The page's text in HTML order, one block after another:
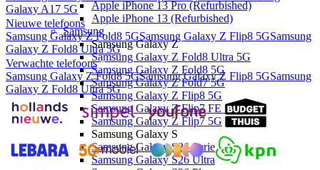
Apple iPhone 13 Pro (Refurbished)
Apple iPhone 13 (Refurbished)
Samsung
Samsung Galaxy Z
Samsung Galaxy Z Fold8 Ultra 5G
Samsung Galaxy Z Fold8 5G
Samsung Galaxy Z Fold7 5G
Samsung Galaxy Z Flip8 5G
Samsung Galaxy Z Flip7 FE 5G
Samsung Galaxy Z Flip7 5G
Samsung Galaxy S
Samsung Galaxy S26 Serie
Samsung Galaxy S26 Ultra
Galaxy A17 5G
Nieuwe telefoons
Samsung Galaxy Z Fold8 5GSamsung Galaxy Z Flip8 5GSamsung
Galaxy Z Fold8 Ultra 5G
Verwachte telefoons
Samsung Galaxy Z Fold8 5GSamsung Galaxy Z Flip8 5GSamsung
Galaxy Z Fold8 Ultra 5G